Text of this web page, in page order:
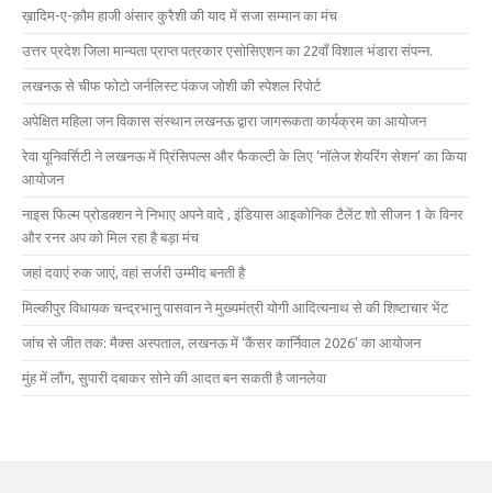
ख़ादिम-ए-क़ौम हाजी अंसार कुरैशी की याद में सजा सम्मान का मंच
उत्तर प्रदेश जिला मान्यता प्राप्त पत्रकार एसोसिएशन का 22वाँ विशाल भंडारा संपन्न.
लखनऊ से चीफ फोटो जर्नलिस्ट पंकज जोशी की स्पेशल रिपोर्ट
अपेक्षित महिला जन विकास संस्थान लखनऊ द्वारा जागरूकता कार्यक्रम का आयोजन
रेवा यूनिवर्सिटी ने लखनऊ में प्रिंसिपल्स और फैकल्टी के लिए ‘नॉलेज शेयरिंग सेशन’ का किया
आयोजन
नाइस फिल्म प्रोडक्शन ने निभाए अपने वादे , इंडियास आइकोनिक टैलेंट शो सीजन 1 के विनर
और रनर अप को मिल रहा है बड़ा मंच
जहां दवाएं रुक जाएं, वहां सर्जरी उम्मीद बनती है
मिल्कीपुर विधायक चन्द्रभानु पासवान ने मुख्यमंत्री योगी आदित्यनाथ से की शिष्टाचार भेंट
जांच से जीत तक: मैक्स अस्पताल, लखनऊ में ‘कैंसर कार्निवाल 2026’ का आयोजन
मुंह में लौंग, सुपारी दबाकर सोने की आदत बन सकती है जानलेवा